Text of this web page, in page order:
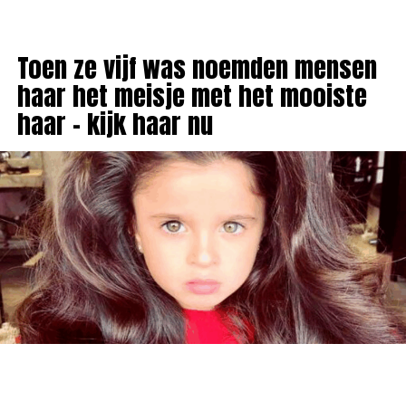
Toen ze vijf was noemden mensen
haar het meisje met het mooiste
haar – kijk haar nu